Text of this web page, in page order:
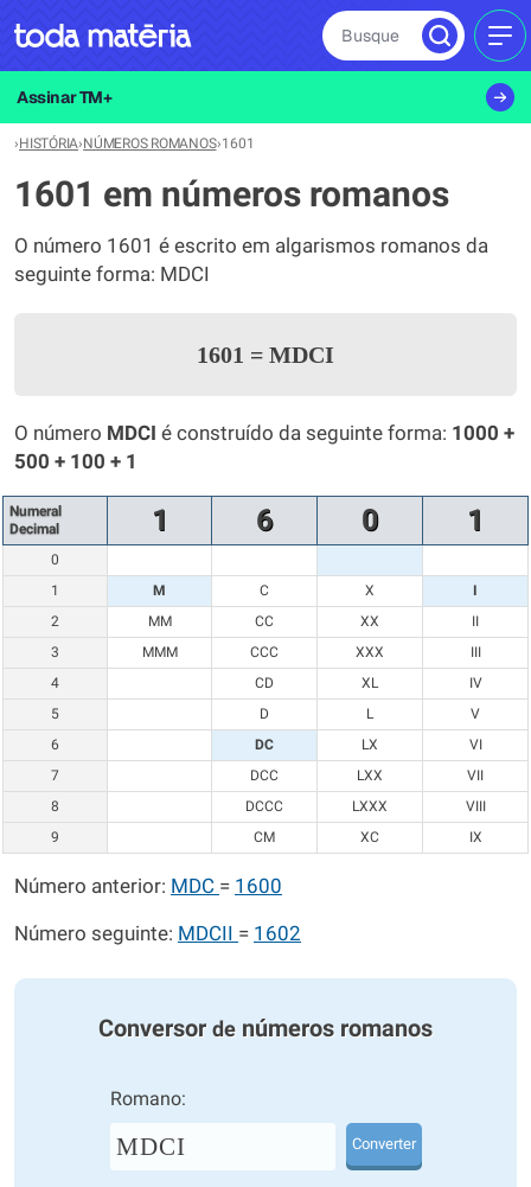
Busque
Assinar TM+
›HISTÓRIA›NÚMEROS ROMANOS›1601
1601 em números romanos
O número 1601 é escrito em algarismos romanos da
seguinte forma: MDCI
1601 = MDCI
O número MDCI é construído da seguinte forma: 1000 +
500 + 100 + 1
Numeral
Decimal
1 6 0 1
0
1
M C X
I
2
MM CC XX
II
3
MMM CCC XXX
III
4
CD XL
IV
5
D L
V
6
DC LX
VI
7
DCC LXX
VII
8
DCCC LXXX
VIII
9
CM XC IX
Número anterior: MDC = 1600
Número seguinte: MDCII = 1602
Conversor de números romanos
Romano:
MDCI Converter